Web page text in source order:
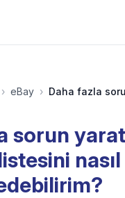
› eBay ›
sorun